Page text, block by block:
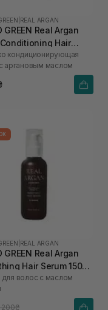
REAL ARGAN
GREEN Real Argan
Hair
мл
кондиционирующая
аргановым маслом
REAL ARGAN
GREEN Real Argan
Hair Serum 150
волос с маслом
200₴